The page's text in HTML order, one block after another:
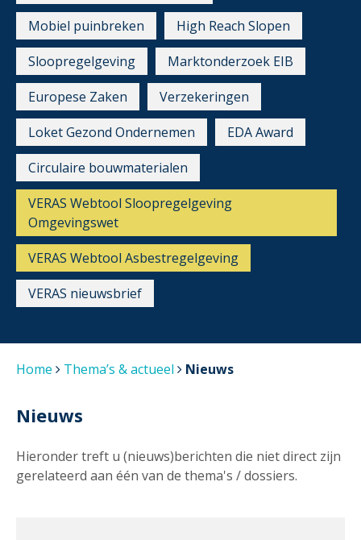
Mobiel puinbreken
High Reach Slopen
Sloopregelgeving
Marktonderzoek EIB
Europese Zaken
Verzekeringen
Loket Gezond Ondernemen
EDA Award
Circulaire bouwmaterialen
VERAS Webtool Sloopregelgeving
Omgevingswet
VERAS Webtool Asbestregelgeving
VERAS nieuwsbrief
Home Thema’s & actueel Nieuws
Nieuws
Hieronder treft u (nieuws)berichten die niet direct zijn
gerelateerd aan één van de thema's / dossiers.